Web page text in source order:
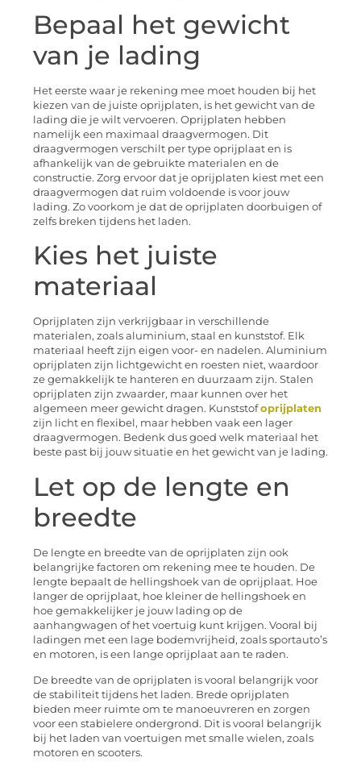
Bepaal het gewicht
van je lading
Het eerste waar je rekening mee moet houden bij het
kiezen van de juiste oprijplaten, is het gewicht van de
lading die je wilt vervoeren. Oprijplaten hebben
namelijk een maximaal draagvermogen. Dit
draagvermogen verschilt per type oprijplaat en is
afhankelijk van de gebruikte materialen en de
constructie. Zorg ervoor dat je oprijplaten kiest met een
draagvermogen dat ruim voldoende is voor jouw
lading. Zo voorkom je dat de oprijplaten doorbuigen of
zelfs breken tijdens het laden.
Kies het juiste
materiaal
Oprijplaten zijn verkrijgbaar in verschillende
materialen, zoals aluminium, staal en kunststof. Elk
materiaal heeft zijn eigen voor- en nadelen. Aluminium
oprijplaten zijn lichtgewicht en roesten niet, waardoor
ze gemakkelijk te hanteren en duurzaam zijn. Stalen
oprijplaten zijn zwaarder, maar kunnen over het
algemeen meer gewicht dragen. Kunststofoprijplaten
zijn licht en flexibel, maar hebben vaak een lager
draagvermogen. Bedenk dus goed welk materiaal het
beste past bij jouw situatie en het gewicht van je lading.
Let op de lengte en
breedte
De lengte en breedte van de oprijplaten zijn ook
belangrijke factoren om rekening mee te houden. De
lengte bepaalt de hellingshoek van de oprijplaat. Hoe
langer de oprijplaat, hoe kleiner de hellingshoek en
hoe gemakkelijker je jouw lading op de
aanhangwagen of het voertuig kunt krijgen. Vooral bij
ladingen met een lage bodemvrijheid, zoals sportauto’s
en motoren, is een lange oprijplaat aan te raden.
De breedte van de oprijplaten is vooral belangrijk voor
de stabiliteit tijdens het laden. Brede oprijplaten
bieden meer ruimte om te manoeuvreren en zorgen
voor een stabielere ondergrond. Dit is vooral belangrijk
bij het laden van voertuigen met smalle wielen, zoals
motoren en scooters.